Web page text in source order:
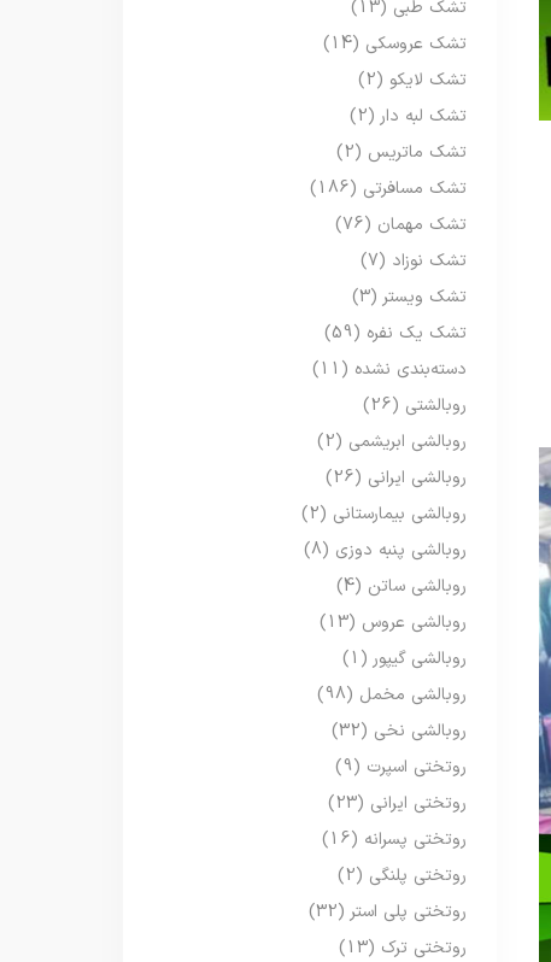
تشک طبی (13)
تشک عروسکی (14)
تشک لایکو (2)
تشک لبه دار (2)
تشک ماتریس (2)
تشک مسافرتی (186)
تشک مهمان (76)
تشک نوزاد (7)
تشک ویستر (3)
تشک یک نفره (59)
دسته‌بندی نشده (11)
روبالشتی (26)
روبالشی ابریشمی (2)
روبالشی ایرانی (26)
روبالشی بیمارستانی (2)
روبالشی پنبه دوزی (8)
روبالشی ساتن (4)
روبالشی عروس (13)
روبالشی گیپور (1)
روبالشی مخمل (98)
روبالشی نخی (32)
روتختی اسپرت (9)
روتختی ایرانی (23)
روتختی پسرانه (16)
روتختی پلنگی (2)
روتختی پلی استر (32)
روتختی ترک (13)